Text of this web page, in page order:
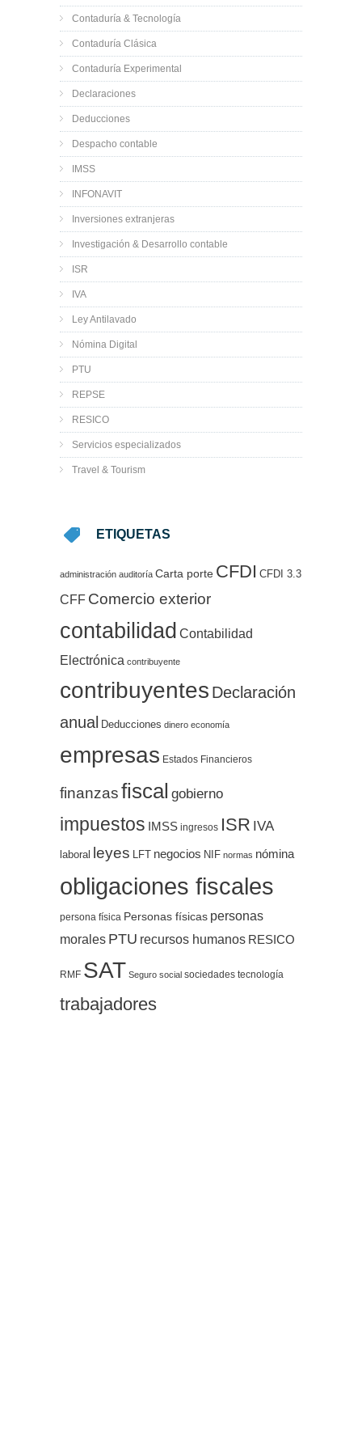
Contaduría & Tecnología
Contaduría Clásica
Contaduría Experimental
Declaraciones
Deducciones
Despacho contable
IMSS
INFONAVIT
Inversiones extranjeras
Investigación & Desarrollo contable
ISR
IVA
Ley Antilavado
Nómina Digital
PTU
REPSE
RESICO
Servicios especializados
Travel & Tourism
ETIQUETAS
administración auditoría Carta porte CFDI CFDI 3.3
CFF Comercio exterior
contabilidad Contabilidad
Electrónica contribuyente
contribuyentes Declaración
anual Deducciones dinero economía
empresas Estados Financieros
finanzasfiscal gobierno
impuestos IMSS ingresos ISR IVA
laboral leyes LFT negocios NIF normas nómina
obligaciones fiscales
persona física Personas físicas personas
morales PTU recursos humanos RESICO
RMF SAT Seguro social sociedades tecnología
trabajadores